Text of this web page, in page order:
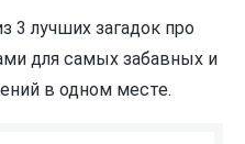
3 лучших загадок про
для самых забавных и
в одном месте.